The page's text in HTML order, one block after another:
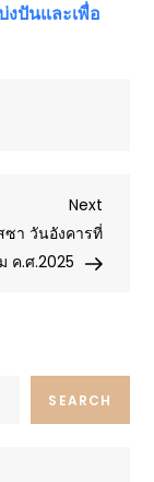
งปันและเพื่อ
Next
Post
Next
า วันอังคารที่
ค.ศ.2025
SEARCH